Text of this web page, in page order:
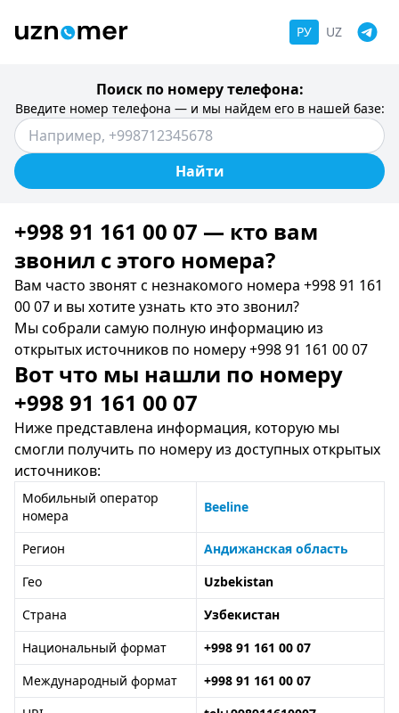
РУ UZ
Поиск по номеру телефона:
Введите номер телефона — и мы найдем его в нашей базе:
Найти
+998 91 161 00 07 — кто вам
звонил c этого номера?
Вам часто звонят с незнакомого номера +998 91 161
00 07 и вы хотите узнать кто это звонил?
Мы собрали самую полную информацию из
открытых источников по номеру +998 91 161 00 07
Вот что мы нашли по номеру
+998 91 161 00 07
Ниже представлена информация, которую мы
смогли получить по номеру из доступных открытых
источников:
Мобильный оператор
номера
Beeline
Регион
Андижанская область
Гео
Uzbekistan
Страна
Узбекистан
Национальный формат
+998 91 161 00 07
Международный формат
+998 91 161 00 07